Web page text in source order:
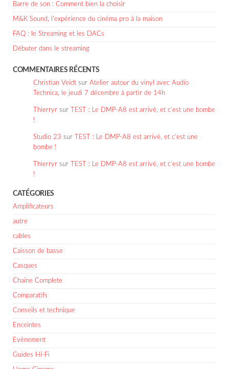
Barre de son : Comment bien la choisir
M&K Sound, l’expérience du cinéma pro à la maison
FAQ : le Streaming et les DACs
Débuter dans le streaming
COMMENTAIRES RÉCENTS
Christian Veidt sur Atelier autour du vinyl avec Audio
Technica, le jeudi 7 décembre à partir de 14h
Thierryr sur
TEST : Le DMP-A8 est arrivé, et c’est une bombe
!
Studio 23 sur
TEST : Le DMP-A8 est arrivé, et c’est une
bombe !
Thierryr sur
TEST : Le DMP-A8 est arrivé, et c’est une bombe
!
CATÉGORIES
Amplificateurs
autre
cables
Caisson de basse
Casques
Chaine Complete
Comparatifs
Conseils et technique
Enceintes
Evènement
Guides Hi-Fi